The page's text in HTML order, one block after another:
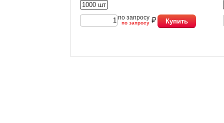
1000 шт
по запросу
по запросу Купить